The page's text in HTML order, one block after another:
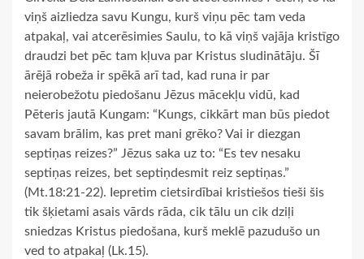
viņš aizliedza savu Kungu, kurš viņu pēc tam veda
atpakaļ, vai atcerēsimies Saulu, to kā viņš vajāja kristīgo
draudzi bet pēc tam kļuva par Kristus sludinātāju. Šī
ārējā robeža ir spēkā arī tad, kad runa ir par
neierobežotu piedošanu Jēzus mācekļu vidū, kad
Pēteris jautā Kungam: “Kungs, cikkārt man būs piedot
savam brālim, kas pret mani grēko? Vai ir diezgan
septiņas reizes?” Jēzus saka uz to: “Es tev nesaku
septiņas reizes, bet septiņdesmit reiz septiņas.”
(Mt.18:21-22). Iepretim cietsirdībai kristiešos tieši šis
tik šķietami asais vārds rāda, cik tālu un cik dziļi
sniedzas Kristus piedošana, kurš meklē pazudušo un
ved to atpakaļ (Lk.15).